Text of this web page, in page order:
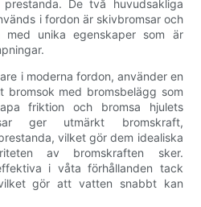
De två huvudsakliga
i fordon är skivbromsar och
med unika egenskaper som är
i moderna fordon, använder en
med bromsbelägg som
friktion och bromsa hjulets
ger utmärkt bromskraft,
vilket gör dem idealiska
av bromskraften sker.
i våta förhållanden tack
gör att vatten snabbt kan